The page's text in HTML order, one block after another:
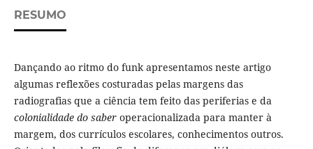
RESUMO
Dançando ao ritmo do funk apresentamos neste artigo
algumas reflexões costuradas pelas margens das
radiografias que a ciência tem feito das periferias e da
colonialidade do saberoperacionalizada para manter à
margem, dos currículos escolares, conhecimentos outros.